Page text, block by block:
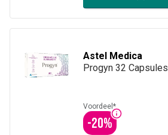
Astel Medica
Progyn 32 Capsules
Voordeel*
-20%